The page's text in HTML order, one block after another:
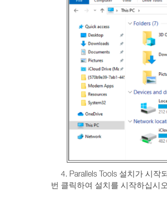
4. Parallels Tools 설치가 시작
번 클릭하여 설치를 시작하십시